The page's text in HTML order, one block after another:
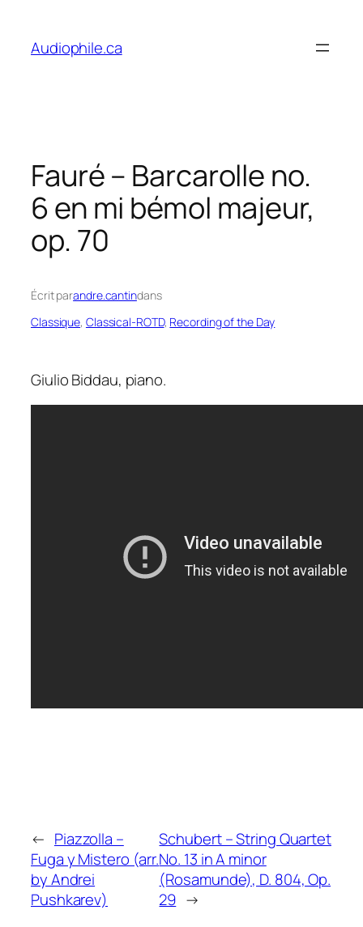
content
Audiophile.ca
Fauré – Barcarolle no.
6 en mi bémol majeur,
op. 70
Écrit parandre.cantindans
Classique, Classical-ROTD, Recording of the Day
Giulio Biddau, piano.
← Piazzolla –
Fuga y Mistero (arr.
by Andrei
Pushkarev)
Schubert – String Quartet
No. 13 in A minor
(Rosamunde), D. 804, Op.
29 →